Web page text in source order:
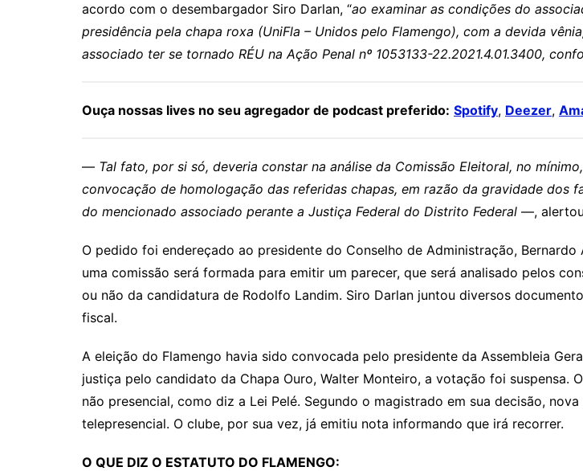
acordo com o desembargador Siro Darlan, “ao examinar as condições do
presidência pela chapa roxa (UniFla – Unidos pelo Flamengo), com a devida
associado ter se tornado RÉU na Ação Penal nº 1053133-22.2021.4.01.3400,
Ouça nossas lives no seu agregador de podcast preferido: Spotify, Deezer,
— Tal fato, por si só, deveria constar na análise da Comissão Eleitoral, no
convocação de homologação das referidas chapas, em razão da gravidade
do mencionado associado perante a Justiça Federal do Distrito Federal —,
O pedido foi endereçado ao presidente do Conselho de Administração,
uma comissão será formada para emitir um parecer, que será analisado pelos
ou não da candidatura de Rodolfo Landim. Siro Darlan juntou diversos
fiscal.
A eleição do Flamengo havia sido convocada pelo presidente da Assembleia
justiça pelo candidato da Chapa Ouro, Walter Monteiro, a votação foi
não presencial, como diz a Lei Pelé. Segundo o magistrado em sua decisão,
telepresencial. O clube, por sua vez, já emitiu nota informando que irá recorrer.
O QUE DIZ O ESTATUTO DO FLAMENGO: